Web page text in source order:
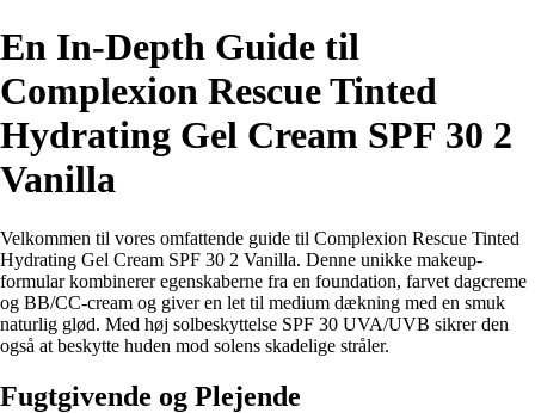
En In-Depth Guide til
Complexion Rescue Tinted
Hydrating Gel Cream SPF 30 2
Vanilla
Velkommen til vores omfattende guide til Complexion Rescue Tinted
Hydrating Gel Cream SPF 30 2 Vanilla. Denne unikke makeup-
formular kombinerer egenskaberne fra en foundation, farvet dagcreme
og BB/CC-cream og giver en let til medium dækning med en smuk
naturlig glød. Med høj solbeskyttelse SPF 30 UVA/UVB sikrer den
også at beskytte huden mod solens skadelige stråler.
Fugtgivende og Plejende